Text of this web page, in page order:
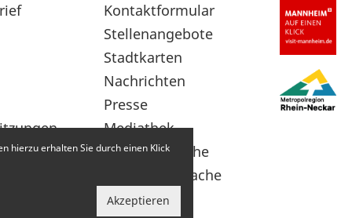
Sekundärnavigation
im
Fußbereich
Kontaktformular
Stellenangebote
Stadtkarten
Nachrichten
Presse
Mediathek
Leichte Sprache
Gebärdensprache
hierzu erhalten Sie durch einen Klick
Akzeptieren